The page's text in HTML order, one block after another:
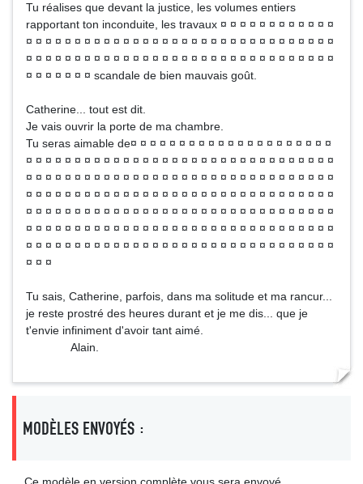
Tu réalises que devant la justice, les volumes entiers
rapportant ton inconduite, les travaux ¤ ¤ ¤ ¤ ¤ ¤ ¤ ¤ ¤ ¤ ¤ ¤
¤ ¤ ¤ ¤ ¤ ¤ ¤ ¤ ¤ ¤ ¤ ¤ ¤ ¤ ¤ ¤ ¤ ¤ ¤ ¤ ¤ ¤ ¤ ¤ ¤ ¤ ¤ ¤ ¤ ¤ ¤ ¤
¤ ¤ ¤ ¤ ¤ ¤ ¤ ¤ ¤ ¤ ¤ ¤ ¤ ¤ ¤ ¤ ¤ ¤ ¤ ¤ ¤ ¤ ¤ ¤ ¤ ¤ ¤ ¤ ¤ ¤ ¤ ¤
¤ ¤ ¤ ¤ ¤ ¤ ¤ scandale de bien mauvais goût.
Catherine... tout est dit.
Je vais ouvrir la porte de ma chambre.
Tu seras aimable de¤ ¤ ¤ ¤ ¤ ¤ ¤ ¤ ¤ ¤ ¤ ¤ ¤ ¤ ¤ ¤ ¤ ¤ ¤ ¤ ¤
¤ ¤ ¤ ¤ ¤ ¤ ¤ ¤ ¤ ¤ ¤ ¤ ¤ ¤ ¤ ¤ ¤ ¤ ¤ ¤ ¤ ¤ ¤ ¤ ¤ ¤ ¤ ¤ ¤ ¤ ¤ ¤
¤ ¤ ¤ ¤ ¤ ¤ ¤ ¤ ¤ ¤ ¤ ¤ ¤ ¤ ¤ ¤ ¤ ¤ ¤ ¤ ¤ ¤ ¤ ¤ ¤ ¤ ¤ ¤ ¤ ¤ ¤ ¤
¤ ¤ ¤ ¤ ¤ ¤ ¤ ¤ ¤ ¤ ¤ ¤ ¤ ¤ ¤ ¤ ¤ ¤ ¤ ¤ ¤ ¤ ¤ ¤ ¤ ¤ ¤ ¤ ¤ ¤ ¤ ¤
¤ ¤ ¤ ¤ ¤ ¤ ¤ ¤ ¤ ¤ ¤ ¤ ¤ ¤ ¤ ¤ ¤ ¤ ¤ ¤ ¤ ¤ ¤ ¤ ¤ ¤ ¤ ¤ ¤ ¤ ¤ ¤
¤ ¤ ¤ ¤ ¤ ¤ ¤ ¤ ¤ ¤ ¤ ¤ ¤ ¤ ¤ ¤ ¤ ¤ ¤ ¤ ¤ ¤ ¤ ¤ ¤ ¤ ¤ ¤ ¤ ¤ ¤ ¤
¤ ¤ ¤ ¤ ¤ ¤ ¤ ¤ ¤ ¤ ¤ ¤ ¤ ¤ ¤ ¤ ¤ ¤ ¤ ¤ ¤ ¤ ¤ ¤ ¤ ¤ ¤ ¤ ¤ ¤ ¤ ¤
¤ ¤ ¤
Tu sais, Catherine, parfois, dans ma solitude et ma rancur...
je reste prostré des heures durant et je me dis... que je
t'envie infiniment d'avoir tant aimé.
Alain.
MODÈLES ENVOYÉS :